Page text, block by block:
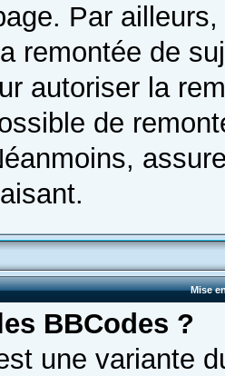
Par
remontée de
autoriser la
de
Mise
BBCodes ?
une variante